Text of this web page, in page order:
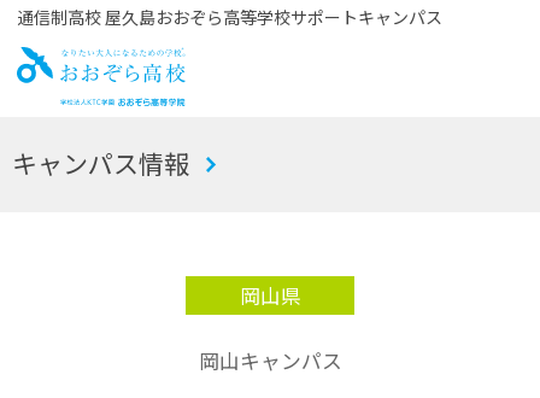
通信制高校 屋久島おおぞら高等学校サポートキャンパス
お
キャンパス情報
岡山県
岡山キャンパス